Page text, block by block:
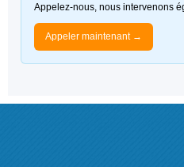
Appelez-nous, nous intervenons
Appeler maintenant →